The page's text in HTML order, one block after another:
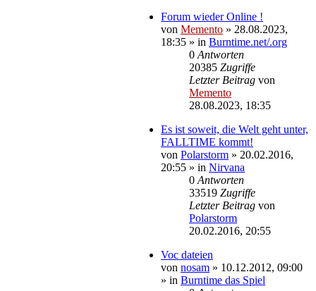
Forum wieder Online !
von Memento » 28.08.2023,
18:35 » in Burntime.net/.org
0 Antworten
20385 Zugriffe
Letzter Beitrag von
Memento
28.08.2023, 18:35
Es ist soweit, die Welt geht unter,
FALLTIME kommt!
von Polarstorm » 20.02.2016,
20:55 » in Nirvana
0 Antworten
33519 Zugriffe
Letzter Beitrag von
Polarstorm
20.02.2016, 20:55
Voc dateien
von nosam » 10.12.2012, 09:00
» in Burntime das Spiel